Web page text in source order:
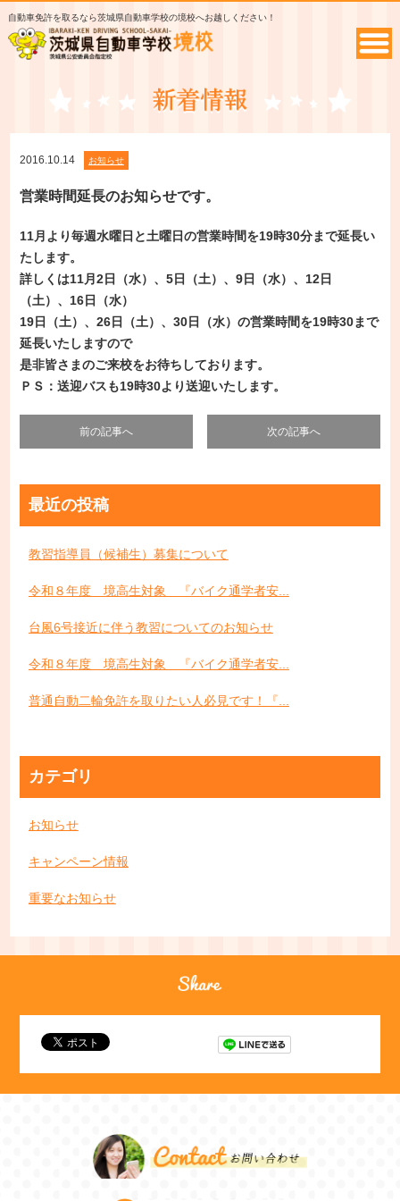
自動車免許を取るなら茨城県自動車学校の境校へお越しください！
2016.10.14 お知らせ
営業時間延長のお知らせです。
11月より毎週水曜日と土曜日の営業時間を19時30分まで延長い
たします。
詳しくは11月2日（水）、5日（土）、9日（水）、12日
（土）、16日（水）
19日（土）、26日（土）、30日（水）の営業時間を19時30まで
延長いたしますので
是非皆さまのご来校をお待ちしております。
ＰＳ：送迎バスも19時30より送迎いたします。
前の記事へ 次の記事へ
最近の投稿
教習指導員（候補生）募集について
令和８年度 境高生対象 『バイク通学者安...
台風6号接近に伴う教習についてのお知らせ
令和８年度 境高生対象 『バイク通学者安...
普通自動二輪免許を取りたい人必見です！『...
カテゴリ
お知らせ
キャンペーン情報
重要なお知らせ